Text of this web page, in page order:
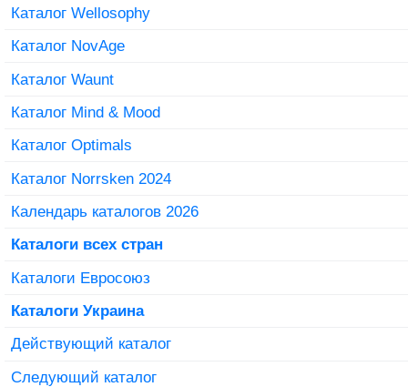
Каталог Wellosophy
Каталог NovAge
Каталог Waunt
Каталог Mind & Mood
Каталог Optimals
Каталог Norrsken 2024
Календарь каталогов 2026
Каталоги всех стран
Каталоги Евросоюз
Каталоги Украина
Действующий каталог
Следующий каталог